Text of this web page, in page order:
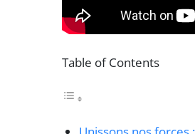
Table of Contents